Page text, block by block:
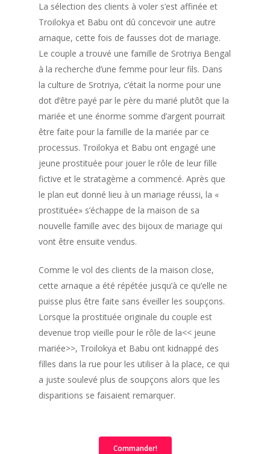
La sélection des clients à voler s’est affinée et
Troilokya et Babu ont dû concevoir une autre
arnaque, cette fois de fausses dot de mariage.
Le couple a trouvé une famille de Srotriya Bengal
à la recherche d’une femme pour leur fils. Dans
la culture de Srotriya, c’était la norme pour une
dot d’être payé par le père du marié plutôt que la
mariée et une énorme somme d’argent pourrait
être faite pour la famille de la mariée par ce
processus. Troilokya et Babu ont engagé une
jeune prostituée pour jouer le rôle de leur fille
fictive et le stratagème a commencé. Après que
le plan eut donné lieu à un mariage réussi, la «
prostituée» s’échappe de la maison de sa
nouvelle famille avec des bijoux de mariage qui
vont être ensuite vendus.
Comme le vol des clients de la maison close,
cette arnaque a été répétée jusqu’à ce qu’elle ne
puisse plus être faite sans éveiller les soupçons.
Lorsque la prostituée originale du couple est
devenue trop vieille pour le rôle de la<< jeune
mariée>>, Troilokya et Babu ont kidnappé des
filles dans la rue pour les utiliser à la place, ce qui
a juste soulevé plus de soupçons alors que les
disparitions se faisaient remarquer.
Commander!
Habanero + Tomatillo
Sauce Piquante
Piment Banane
Sauce Piquante
Scotch Bonnet
Sauce Piquante
Habanero
Sauce Piquante
Scotch Bonnet
Sauce Piquante Baie
d’Argousier &
Sauce piquante Gin &
Commander
Français
Français